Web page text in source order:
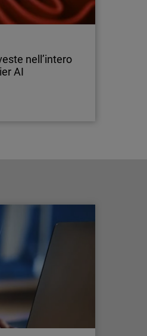
nell’intero
AI
di intelligenza
le nuove